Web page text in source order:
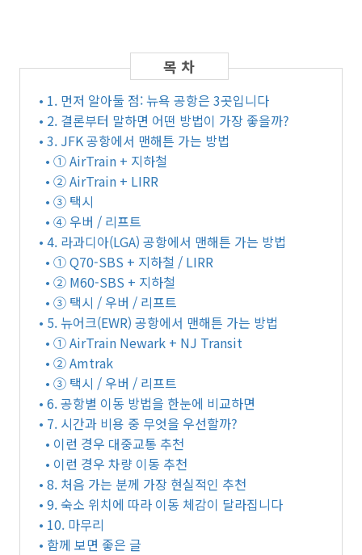
• 1. 먼저 알아둘 점: 뉴욕 공항은 3곳입니다
• 2. 결론부터 말하면 어떤 방법이 가장 좋을까?
• 3. JFK 공항에서 맨해튼 가는 방법
• ① AirTrain + 지하철
• ② AirTrain + LIRR
• ③ 택시
• ④ 우버 / 리프트
• 4. 라과디아(LGA) 공항에서 맨해튼 가는 방법
• ① Q70-SBS + 지하철 / LIRR
• ② M60-SBS + 지하철
• ③ 택시 / 우버 / 리프트
• 5. 뉴어크(EWR) 공항에서 맨해튼 가는 방법
• ① AirTrain Newark + NJ Transit
• ② Amtrak
• ③ 택시 / 우버 / 리프트
• 6. 공항별 이동 방법을 한눈에 비교하면
• 7. 시간과 비용 중 무엇을 우선할까?
• 이런 경우 대중교통 추천
• 이런 경우 차량 이동 추천
• 8. 처음 가는 분께 가장 현실적인 추천
• 9. 숙소 위치에 따라 이동 체감이 달라집니다
• 10. 마무리
• 함께 보면 좋은 글